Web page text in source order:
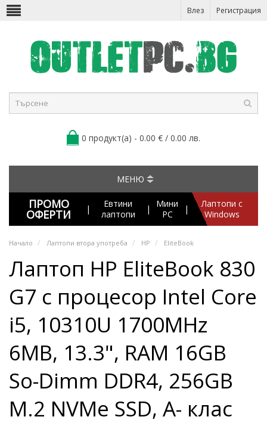
Влез Регистрация
0 продукт(а) - 0.00 € / 0.00 лв.
МЕНЮ
ПРОМО
ОФЕРТИ |
Евтини
лаптопи
|
Мини
PC
|
Лаптопи с
Windows
Начало Лаптопи втора употреба HP EliteBook
Лаптоп HP EliteBook 830
G7 с процесор Intel Core
i5, 10310U 1700MHz
6MB, 13.3", RAM 16GB
So-Dimm DDR4, 256GB
M.2 NVMe SSD, A- клас